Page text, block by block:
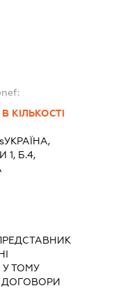
КІЛЬКОСТІ
УКРАЇНА,
1, Б.4,
ТОМУ
ДОГОВОРИ